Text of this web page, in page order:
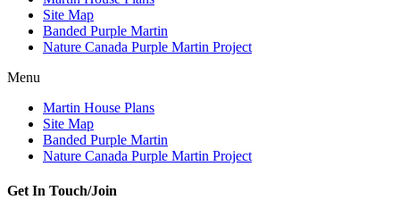
Site Map
Banded Purple Martin
Nature Canada Purple Martin Project
Menu
Martin House Plans
Site Map
Banded Purple Martin
Nature Canada Purple Martin Project
Get In Touch/Join